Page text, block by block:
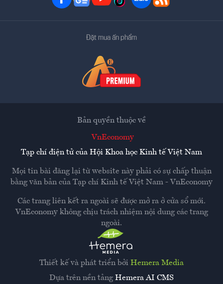
Đặt mua ấn phẩm
Thiết kế và phát triển bởi Hemera Media
Dựa trên nền tảng Hemera AI CMS
Bản quyền thuộc về
VnEconomy
Tạp chí điện tử của Hội Khoa học Kinh tế Việt Nam
Mọi tin bài đăng lại từ website này phải có sự chấp thuận
bằng văn bản của Tạp chí Kinh tế Việt Nam - VnEconomy
Các trang liên kết ra ngoài sẽ được mở ra ở cửa sổ mới.
VnEconomy không chịu trách nhiệm nội dung các trang
ngoài.